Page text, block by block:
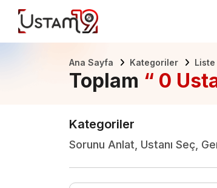
Ana Sayfa Kategoriler Liste
Toplam “ 0
Kategoriler
Sorunu Anlat, Ustanı Seç,